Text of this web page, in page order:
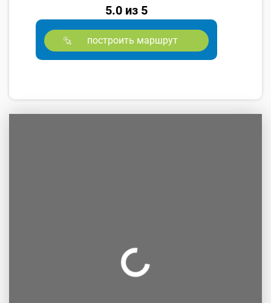
5.0 из 5
построить маршрут